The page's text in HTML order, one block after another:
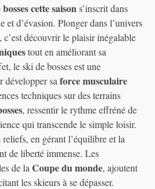
cette saison s’inscrit dans
et d’évasion. Plonger dans l’univers
découvrir le plaisir inégalable
tout en améliorant sa
le ski de bosses est une
sa force musculaire
techniques sur des terrains
, ressentir le rythme effréné de
qui transcende le simple loisir.
en gérant l’équilibre et la
de liberté immense. Les
de la Coupe du monde, ajoutent
les skieurs à se dépasser.